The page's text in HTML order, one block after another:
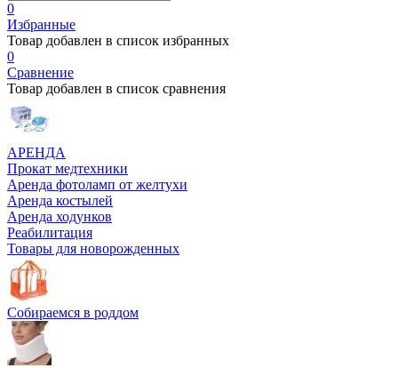
0
Избранные
Товар добавлен в список избранных
0
Сравнение
Товар добавлен в список сравнения
АРЕНДА
Прокат медтехники
Аренда фотоламп от желтухи
Аренда костылей
Аренда ходунков
Реабилитация
Товары для новорожденных
Собираемся в роддом